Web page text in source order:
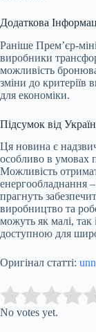
Додаткова
Раніше Прем’єр-
виробники
можливість
зміни до
для економіки.
Підсумок від
Ця новина є
особливо в умовах
Можливість
енергообладнання
прагнуть
виробництво та
можуть як малі, так
доступною для
Оригінал статті:
Rate this item:
No votes yet.